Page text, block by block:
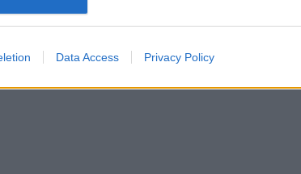
Data Access Privacy Policy
und farbenfrohe Süßwasserfischart, die aus
bis 2 cm erreicht, ist bekannt für ihren schlanken
und Rottönen besteht.